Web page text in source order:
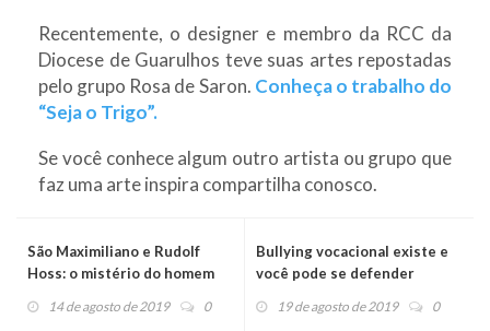
Recentemente, o designer e membro da RCC da
Diocese de Guarulhos teve suas artes repostadas
pelo grupo Rosa de Saron. Conheça o trabalho do
“Seja o Trigo”.
Se você conhece algum outro artista ou grupo que
faz uma arte inspira compartilha conosco.
São Maximiliano e Rudolf
Hoss: o mistério do homem
14 de agosto de 2019 0
Bullying vocacional existe e
você pode se defender
19 de agosto de 2019 0